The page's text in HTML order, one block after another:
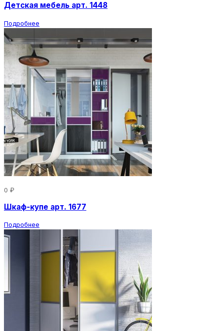
Детская мебель арт. 1448
Подробнее
0 ₽
Шкаф-купе арт. 1677
Подробнее